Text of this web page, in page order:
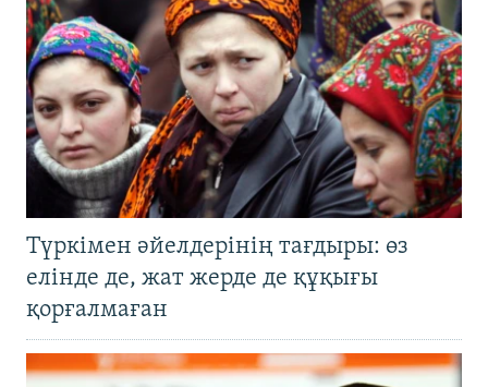
Түркімен әйелдерінің тағдыры: өз
елінде де, жат жерде де құқығы
қорғалмаған